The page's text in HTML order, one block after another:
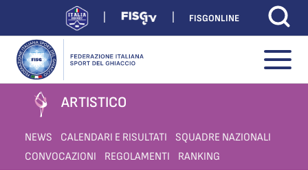
FISGONLINE
ARTISTICO
NEWS CALENDARI E RISULTATI
SQUADRE NAZIONALI
CONVOCAZIONI
REGOLAMENTI RANKING